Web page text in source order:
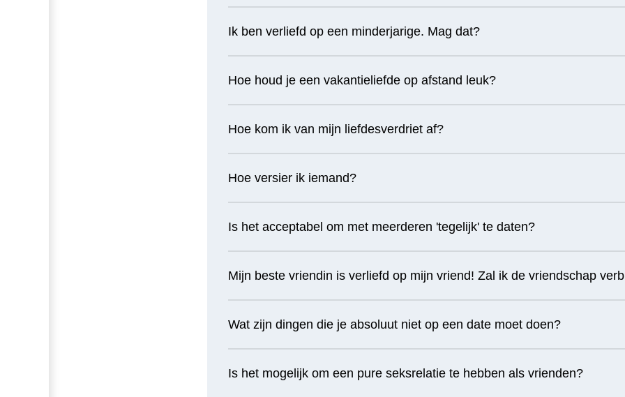
Ik ben verliefd op een minderjarige. Mag dat?
Hoe houd je een vakantieliefde op afstand leuk?
Hoe kom ik van mijn liefdesverdriet af?
Hoe versier ik iemand?
Is het acceptabel om met meerderen 'tegelijk' te daten?
Mijn beste vriendin is verliefd op mijn vriend! Zal ik de vriendschap
Wat zijn dingen die je absoluut niet op een date moet doen?
Is het mogelijk om een pure seksrelatie te hebben als vrienden?